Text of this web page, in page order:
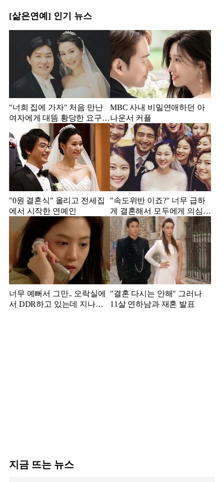
[삶은연예] 인기 뉴스
"너희 집에 가자" 처음 만난
여자에게 대뜸 황당한 요구
했다는 MBC 아나운서
MBC 사내 비밀연애하던 아
나운서 커플
"0원 결혼식" 올리고 전세집
에서 시작한 연예인
"속도위반 이죠?" 너무 급하
게 결혼해서 모두에게 의심
받았던 스타
너무 예뻐서 그만.. 오락실에
서 DDR하고 있는데 지나가
"결혼 다시는 안해" 그러나
11살 연하남과 재혼 발표
지금 뜨는 뉴스